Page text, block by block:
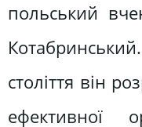
польський
століття він
ефективної